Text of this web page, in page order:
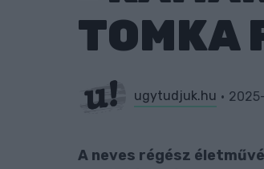
TOMKA
ugytudjuk.hu
A neves régész